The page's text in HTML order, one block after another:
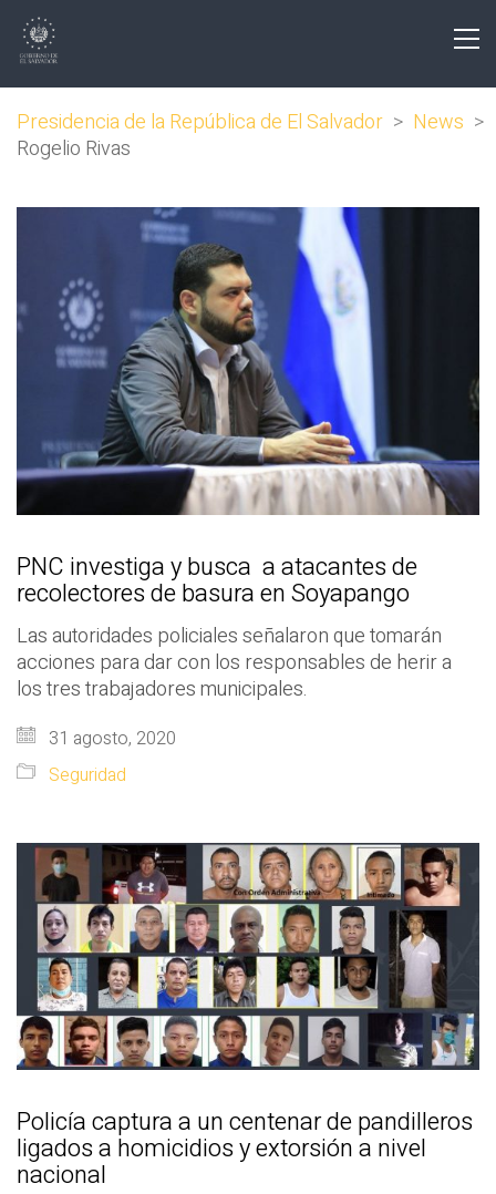
Presidencia de la República de El Salvador > News >
Rogelio Rivas
PNC investiga y busca a atacantes de
recolectores de basura en Soyapango
Las autoridades policiales señalaron que tomarán
acciones para dar con los responsables de herir a
los tres trabajadores municipales.
31 agosto, 2020
Seguridad
Policía captura a un centenar de pandilleros
ligados a homicidios y extorsión a nivel
nacional